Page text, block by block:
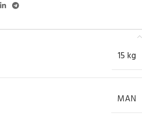
15 kg
MAN